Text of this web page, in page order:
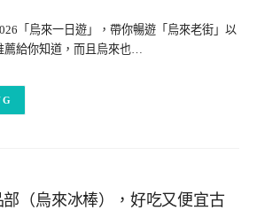
「烏來一日遊」，帶你暢遊「烏來老街」以
薦給你知道，而且烏來也…
（烏來冰棒），好吃又便宜古